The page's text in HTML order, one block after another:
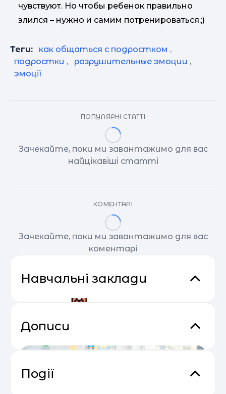
чувствуют. Но чтобы ребенок правильно
злился – нужно и самим потренироваться.;)
Теги: как общаться с подростком ,
подростки , разрушительные эмоции ,
эмоції
ПОПУЛЯРНІ СТАТТІ
Зачекайте, поки ми завантажимо для вас
найцікавіші статті
КОМЕНТАРІ
Зачекайте, поки ми завантажимо для вас
коментарі
Навчальні заклади
Дописи
Події